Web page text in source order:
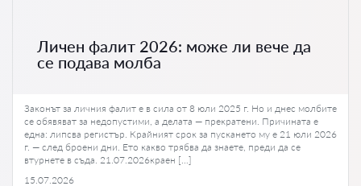
Личен фалит 2026: може ли вече да
се подава молба
Законът за личния фалит е в сила от 8 юли 2025 г. Но и днес молбите
се обявяват за недопустими, а делата — прекратени. Причината е
една: липсва регистър. Крайният срок за пускането му е 21 юли 2026
г. — след броени дни. Ето какво трябва да знаете, преди да се
втурнете в съда. 21.07.2026краен […]
15.07.2026